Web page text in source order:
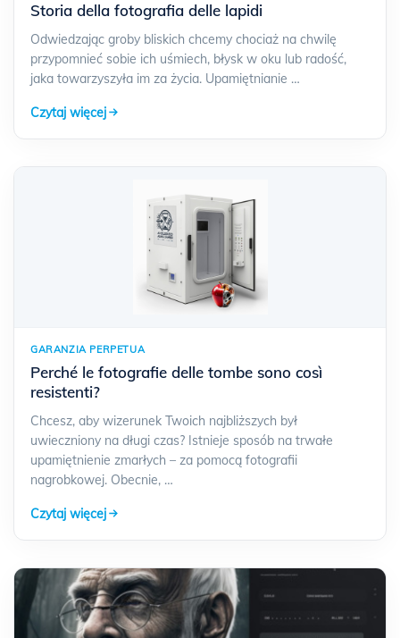
Storia della fotografia delle lapidi
Odwiedzając groby bliskich chcemy chociaż na chwilę
przypomnieć sobie ich uśmiech, błysk w oku lub radość,
jaka towarzyszyła im za życia. Upamiętnianie …
Czytaj więcej
GARANZIA PERPETUA
Perché le fotografie delle tombe sono così
resistenti?
Chcesz, aby wizerunek Twoich najbliższych był
uwieczniony na długi czas? Istnieje sposób na trwałe
upamiętnienie zmarłych – za pomocą fotografii
nagrobkowej. Obecnie, …
Czytaj więcej